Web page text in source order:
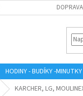
HODINY - BUDÍKY -MINUTKY
KARCHER, LG,